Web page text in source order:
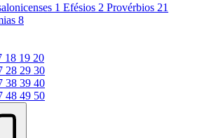
1 Efésios 2 Provérbios 21
8
18 19 20
28 29 30
38 39 40
48 49 50